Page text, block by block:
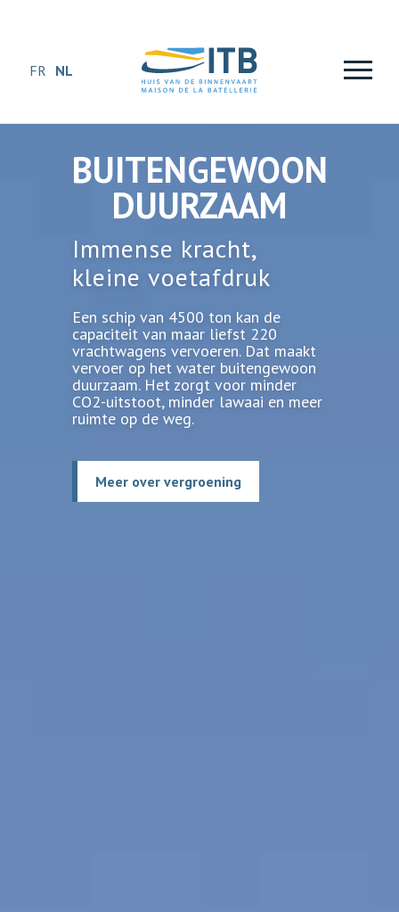
FR NL
BUITENGEWOON
DUURZAAM
Immense kracht,
kleine voetafdruk
Een schip van 4500 ton kan de
capaciteit van maar liefst 220
vrachtwagens vervoeren. Dat maakt
vervoer op het water buitengewoon
duurzaam. Het zorgt voor minder
CO2-uitstoot, minder lawaai en meer
ruimte op de weg.
Meer over vergroening